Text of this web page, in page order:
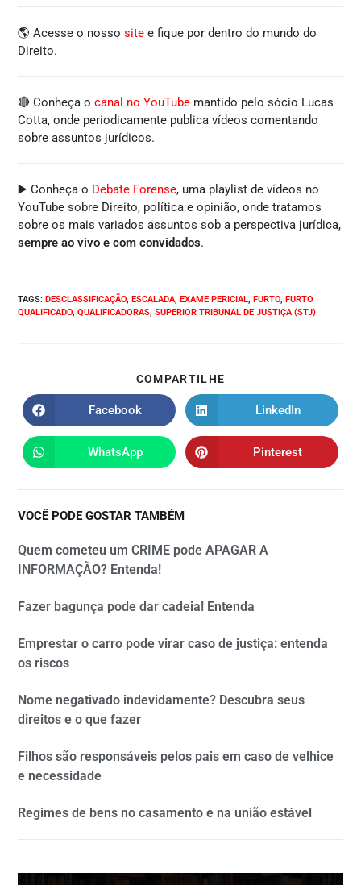
🌎 Acesse o nossosite e fique por dentro do mundo do
Direito.
🔴 Conheça ocanal no YouTube mantido pelo sócio Lucas
Cotta, onde periodicamente publica vídeos comentando
sobre assuntos jurídicos.
▶️ Conheça o Debate Forense, uma playlist de vídeos no
YouTube sobre Direito, política e opinião, onde tratamos
sobre os mais variados assuntos sob a perspectiva jurídica,
sempre ao vivo e com convidados.
TAGS: DESCLASSIFICAÇÃO, ESCALADA, EXAME PERICIAL, FURTO, FURTO
QUALIFICADO, QUALIFICADORAS, SUPERIOR TRIBUNAL DE JUSTIÇA (STJ)
COMPARTILHE
Facebook LinkedIn
WhatsApp Pinterest
VOCÊ PODE GOSTAR TAMBÉM
Quem cometeu um CRIME pode APAGAR A
INFORMAÇÃO? Entenda!
Fazer bagunça pode dar cadeia! Entenda
Emprestar o carro pode virar caso de justiça: entenda
os riscos
Nome negativado indevidamente? Descubra seus
direitos e o que fazer
Filhos são responsáveis pelos pais em caso de velhice
e necessidade
Regimes de bens no casamento e na união estável